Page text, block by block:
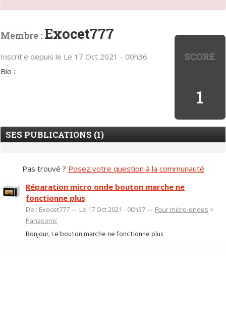
SCORE
1
Membre : Exocet777
Inscrit·e depuis le Le 17 Oct 2021 - 00h36
Bio :
SES PUBLICATIONS (1)
Pas trouvé ? Posez votre question à la communauté
Réparation micro onde bouton marche ne
fonctionne plus
De : Exocet777 — Le 17 Oct 2021 - 00h37 — Four micro-ondes >
Panasonic
Bonjour, Le bouton marche ne fonctionne plus